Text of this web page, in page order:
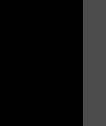
à une
adaptée au